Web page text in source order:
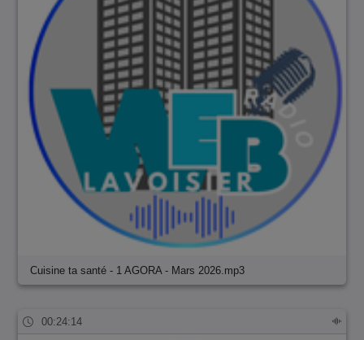
Cuisine ta santé - 1 AGORA - Mars 2026.mp3
00:24:14